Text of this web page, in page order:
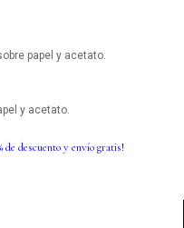
papel y acetato.
y acetato.
de descuento y envío gratis!